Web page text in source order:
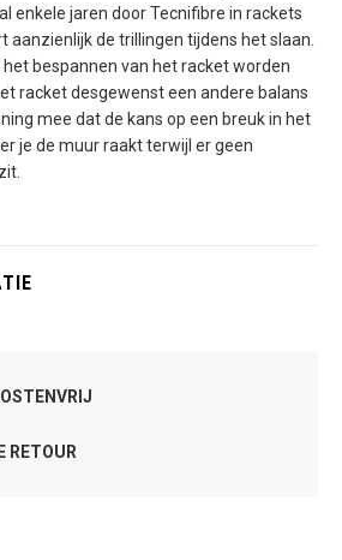
enkele jaren door Tecnifibre in rackets
aanzienlijk de trillingen tijdens het slaan.
bespannen van het racket worden
racket desgewenst een andere balans
mee dat de kans op een breuk in het
je de muur raakt terwijl er geen
RETOUR